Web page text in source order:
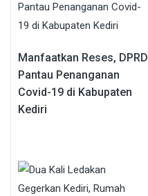
Manfaatkan Reses, DPRD
Pantau Penanganan
Covid-19 di Kabupaten
Kediri